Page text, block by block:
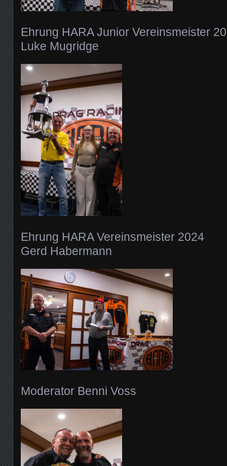
Ehrung HARA Junior Vereinsmeister
Luke Mugridge
Ehrung HARA Vereinsmeister 2024
Gerd Habermann
Moderator Benni Voss